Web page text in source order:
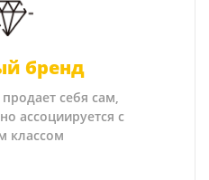
бренд
себя сам,
ассоциируется с
классом